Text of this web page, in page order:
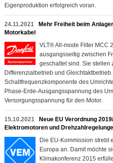
Eigenproduktion erfolgreich voran.
24.11.2021
Mehr Freiheit beim
Motorkabel
VLT® All-mode Filter MCC
ausgangsseitig zwischen
geschaltet sind. Sie stellen
Differenzialbetrieb und
Schaltfrequenzkomponente des
Phase-Erde-Ausgangsspannung des
Versorgungsspannung für den Motor.
15.10.2021
Neue EU Verordnung
Elektromotoren und
Die EU-Kommission strebt
Europa an. Damit möchte
Klimakonferenz 2015